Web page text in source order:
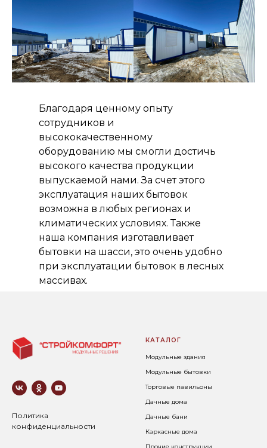
Благодаря ценному опыту
сотрудников и
высококачественному
оборудованию мы смогли достичь
высокого качества продукции
выпускаемой нами. За счет этого
эксплуатация наших бытовок
возможна в любых регионах и
климатических условиях. Также
наша компания изготавливает
бытовки на шасси, это очень удобно
при эксплуатации бытовок в лесных
массивах.
Политика
конфиденциальности
КАТАЛОГ
Модульные здания
Модульные бытовки
Торговые павильоны
Дачные дома
Дачные бани
Каркасные дома